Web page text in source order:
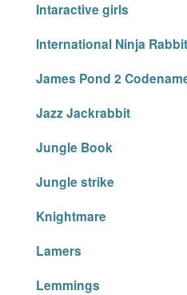
Intaractive girls
International Ninja
James Pond 2
Jazz Jackrabbit
Jungle Book
Jungle strike
Knightmare
Lamers
Lemmings